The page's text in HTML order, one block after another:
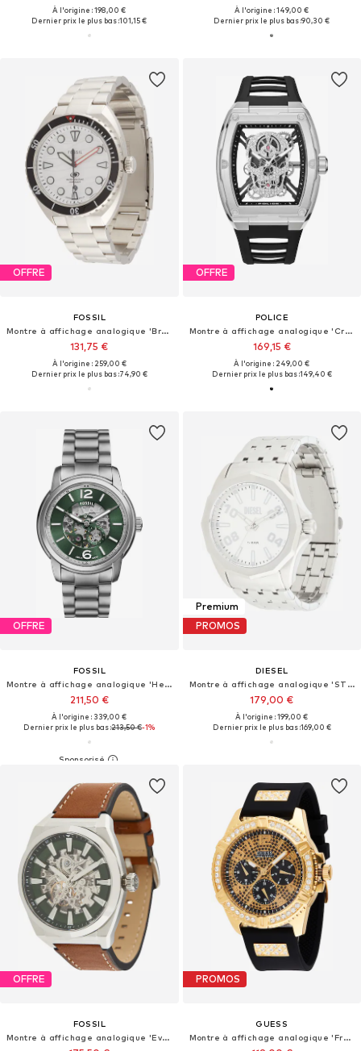
À l'origine : 198,00 €
Dernier prix le plus bas :101,15 €
À l'origine : 149,00 €
Dernier prix le plus bas :90,30 €
OFFRE
FOSSIL
Montre à affichage analogique 'Breaker'
131,75 €
À l'origine : 259,00 €
Dernier prix le plus bas :74,90 €
OFFRE
POLICE
Montre à affichage analogique 'Cranium'
169,15 €
À l'origine : 249,00 €
Dernier prix le plus bas :149,40 €
OFFRE
FOSSIL
Montre à affichage analogique 'Heritage'
211,50 €
À l'origine : 339,00 €
Dernier prix le plus bas :213,50 €-1%
Premium
PROMOS
DIESEL
Montre à affichage analogique 'STINGER'
179,00 €
À l'origine : 199,00 €
Dernier prix le plus bas :169,00 €
OFFRE
FOSSIL
Montre à affichage analogique 'Everett'
PROMOS
GUESS
Montre à affichage analogique 'Frontier'